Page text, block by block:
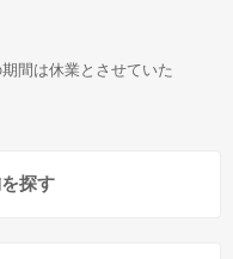
間は休業とさせていた
探す